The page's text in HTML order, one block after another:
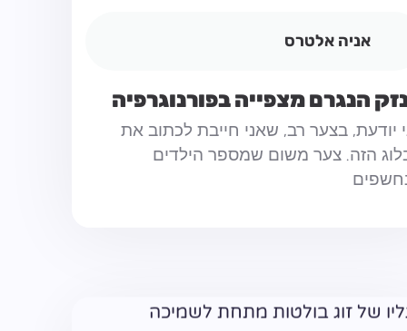
אניה אלטרס
הנגרם מצפייה בפורנוגרפיה
יודעת, בצער רב, שאני חייבת לכתוב את
הזה. צער משום שמספר הילדים